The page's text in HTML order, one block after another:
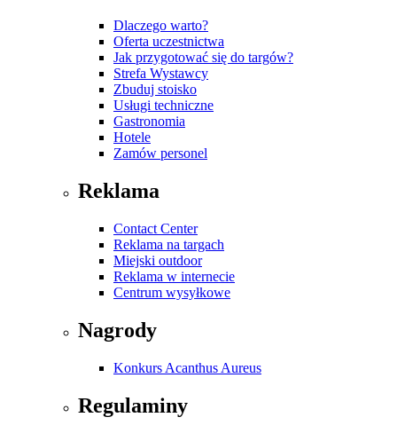
Dlaczego warto?
Oferta uczestnictwa
Jak przygotować się do targów?
Strefa Wystawcy
Zbuduj stoisko
Usługi techniczne
Gastronomia
Hotele
Zamów personel
Reklama
Contact Center
Reklama na targach
Miejski outdoor
Reklama w internecie
Centrum wysyłkowe
Nagrody
Konkurs Acanthus Aureus
Regulaminy